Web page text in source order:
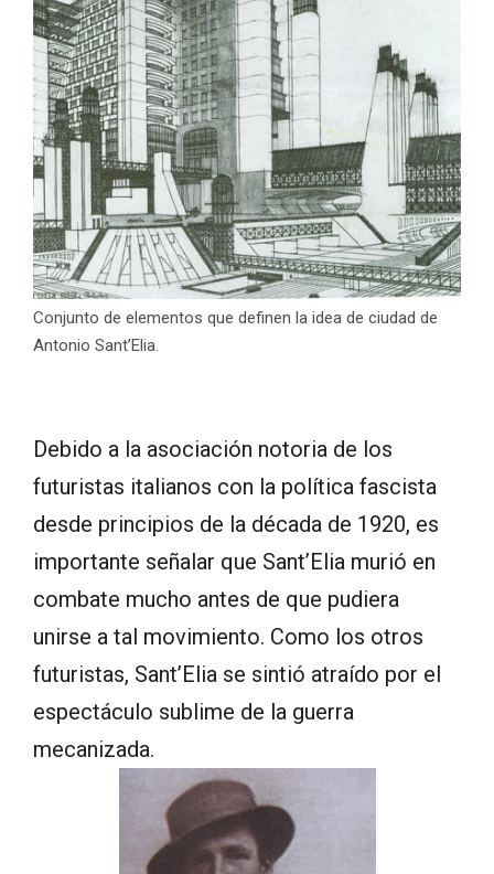
Conjunto de elementos que definen la idea de ciudad de
Antonio Sant’Elia.
Debido a la asociación notoria de los
futuristas italianos con la política fascista
desde principios de la década de 1920, es
importante señalar que Sant’Elia murió en
combate mucho antes de que pudiera
unirse a tal movimiento. Como los otros
futuristas, Sant’Elia se sintió atraído por el
espectáculo sublime de la guerra
mecanizada.